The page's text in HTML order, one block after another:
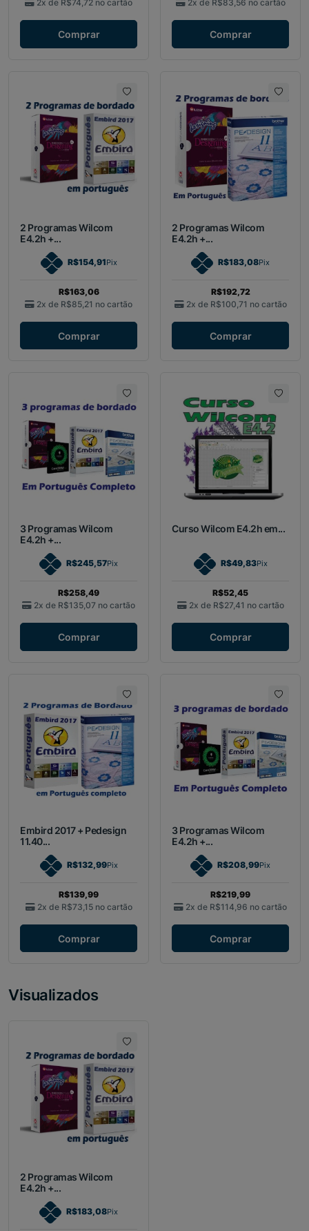
2x de R$74,72 no cartão
Comprar
2x de R$83,56 no cartão
Comprar
2 Programas Wilcom
E4.2h +...
R$154,91Pix
R$163,06
2x de R$85,21 no cartão
Comprar
2 Programas Wilcom
E4.2h +...
R$183,08Pix
R$192,72
2x de R$100,71 no cartão
Comprar
3 Programas Wilcom
E4.2h +...
R$245,57Pix
R$258,49
2x de R$135,07 no cartão
Comprar
Curso Wilcom E4.2h em...
R$49,83Pix
R$52,45
2x de R$27,41 no cartão
Comprar
Embird 2017 + Pedesign
11.40...
R$132,99Pix
R$139,99
2x de R$73,15 no cartão
Comprar
3 Programas Wilcom
E4.2h +...
R$208,99Pix
R$219,99
2x de R$114,96 no cartão
Comprar
Visualizados
2 Programas Wilcom
E4.2h +...
R$183,08Pix